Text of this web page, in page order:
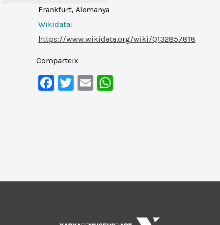
Frankfurt, Alemanya
Wikidata:
https://www.wikidata.org/wiki/Q132857818
Comparteix
Facebook
Twitter
Email